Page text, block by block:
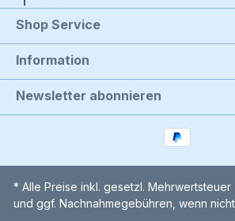
Shop Service
Information
Newsletter abonnieren
* Alle Preise inkl. gesetzl. Mehrwertsteuer
und ggf. Nachnahmegebühren, wenn